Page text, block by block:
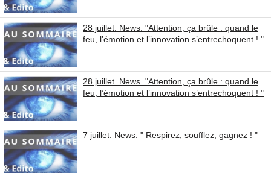
28 juillet. News. "Attention, ça brûle : quand le
feu, l’émotion et l’innovation s’entrechoquent ! "
28 juillet. News. "Attention, ça brûle : quand le
feu, l’émotion et l’innovation s’entrechoquent ! "
7 juillet. News. " Respirez, soufflez, gagnez ! "